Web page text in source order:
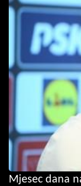
Mjesec dana